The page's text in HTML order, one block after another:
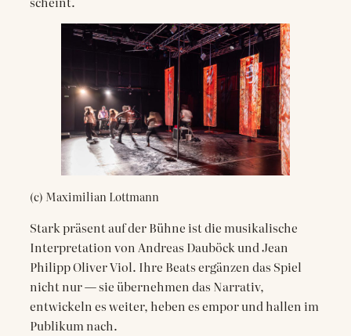
(c) Maximilian Lottmann
Stark präsent auf der Bühne ist die musikalische
Interpretation von Andreas Dauböck und Jean
Philipp Oliver Viol. Ihre Beats ergänzen das Spiel
nicht nur — sie übernehmen das Narrativ,
entwickeln es weiter, heben es empor und hallen im
Publikum nach.